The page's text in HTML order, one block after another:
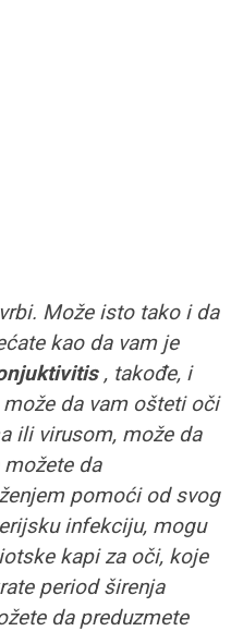
Može isto tako i da
kao da vam je
, takođe, i
da vam ošteti oči
ili virusom, može da
da
pomoći od svog
infekciju, mogu
kapi za oči, koje
period širenja
da preduzmete